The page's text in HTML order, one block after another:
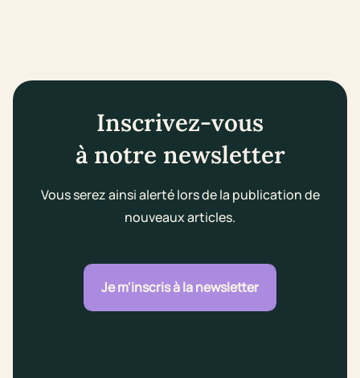
Inscrivez-vous
à notre newsletter
Vous serez ainsi alerté lors de la publication de
nouveaux articles.
Je m'inscris à la newsletter